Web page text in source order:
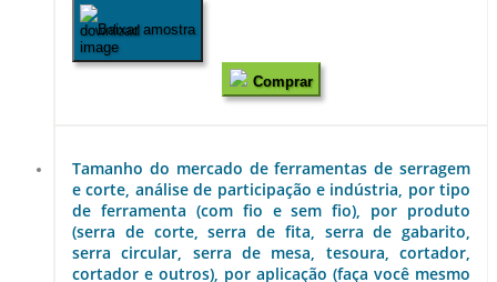
Baixar amostra
Comprar
Tamanho do mercado de ferramentas de serragem
e corte, análise de participação e indústria, por tipo
de ferramenta (com fio e sem fio), por produto
(serra de corte, serra de fita, serra de gabarito,
serra circular, serra de mesa, tesoura, cortador,
cortador e outros), por aplicação (faça você mesmo